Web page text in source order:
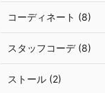
コーディネート (8)
スタッフコーデ (8)
ストール (2)